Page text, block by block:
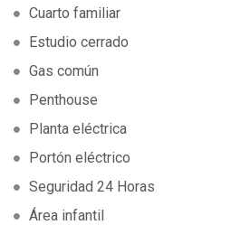
Cuarto familiar
Estudio cerrado
Gas común
Penthouse
Planta eléctrica
Portón eléctrico
Seguridad 24 Horas
Área infantil